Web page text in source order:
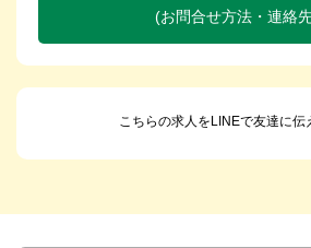
(お問合せ方法・連絡
こちらの求人をLINEで友達に伝